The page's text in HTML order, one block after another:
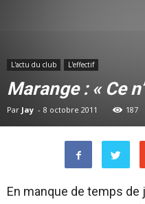
L'actu du club L'effectif
Marange : « Ce
Par Jay - 8 octobre 2011 187
En manque de temps de